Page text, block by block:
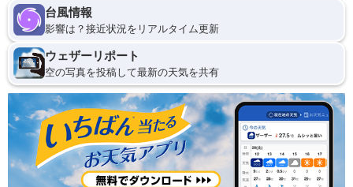
台風情報
影響は？接近状況をリアルタイム更新
ウェザーリポート
空の写真を投稿して最新の天気を共有